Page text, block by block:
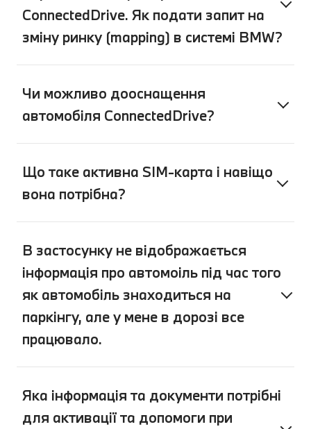
ConnectedDrive. Як подати запит на
зміну ринку (mapping) в системі BMW?
Чи можливо дооснащення
автомобіля ConnectedDrive?
Що таке активна SIM-карта і навіщо
вона потрібна?
В застосунку не відображається
інформація про автомоіль під час того
як автомобіль знаходиться на
паркінгу, але у мене в дорозі все
працювало.
Яка інформація та документи потрібні
для активації та допомоги при